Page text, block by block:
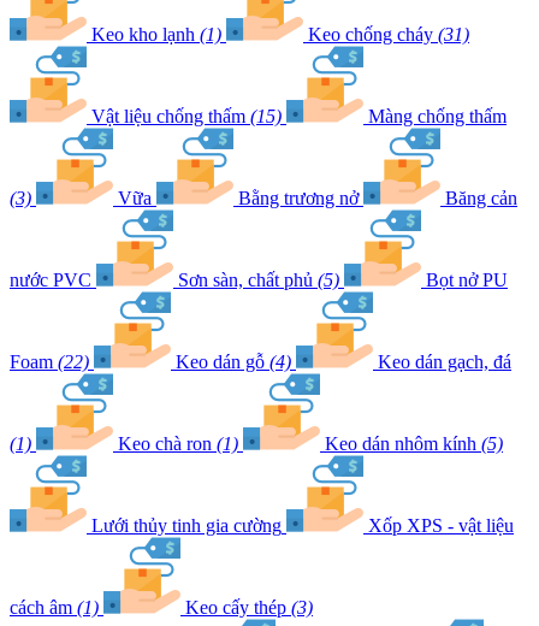
Keo kho lạnh (1) Keo chống cháy (31)
Vật liệu chống thấm (15) Màng chống thấm
(3) Vữa Bằng trương nở Băng cản
nước PVC Sơn sàn, chất phủ (5) Bọt nở PU
Foam (22) Keo dán gỗ (4) Keo dán gạch, đá
(1) Keo chà ron (1) Keo dán nhôm kính (5)
Lưới thủy tinh gia cường Xốp XPS - vật liệu
cách âm (1) Keo cấy thép (3)